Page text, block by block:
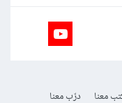
معنا
درّب معنا